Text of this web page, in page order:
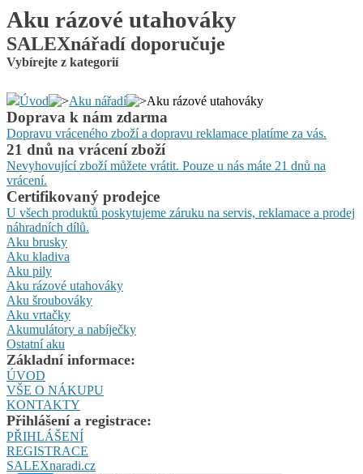
Aku rázové utahováky
SALEXnářadí doporučuje
Vybírejte z kategorií
Úvod Aku nářadí Aku rázové utahováky
Doprava k nám zdarma
Dopravu vráceného zboží a dopravu reklamace platíme za vás.
21 dnů na vrácení zboží
Nevyhovující zboží můžete vrátit. Pouze u nás máte 21 dnů na
vrácení.
Certifikovaný prodejce
U všech produktů poskytujeme záruku na servis, reklamace a prodej
náhradních dílů.
Aku brusky
Aku kladiva
Aku pily
Aku rázové utahováky
Aku šroubováky
Aku vrtačky
Akumulátory a nabíječky
Ostatní aku
Základní informace:
ÚVOD
VŠE O NÁKUPU
KONTAKTY
Přihlášení a registrace:
PŘIHLÁŠENÍ
REGISTRACE
SALEXnaradi.cz